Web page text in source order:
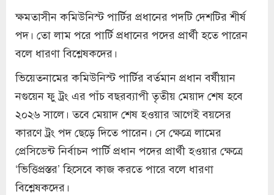
ক্ষমতাসীন কমিউনিস্ট পার্টির প্রধানের পদটি দেশটির শীর্ষ
পদ। তো লাম পরে পার্টি প্রধানের পদের প্রার্থী হতে পারেন
বলে ধারণা বিশ্লেষকদের।
ভিয়েতনামের কমিউনিস্ট পার্টির বর্তমান প্রধান বর্ষীয়ান
নগুয়েন ফু ট্রং এর পাঁচ বছরব্যাপী তৃতীয় মেয়াদ শেষ হবে
২০২৬ সালে। তবে মেয়াদ শেষ হওয়ার আগেই বয়সের
কারণে ট্রং পদ ছেড়ে দিতে পারেন। সে ক্ষেত্রে লামের
প্রেসিডেন্ট নির্বাচন পার্টি প্রধান পদের প্রার্থী হওয়ার ক্ষেত্রে
‘ভিত্তিপ্রস্তর’ হিসেবে কাজ করতে পারে বলে ধারণা
বিশ্লেষকদের।